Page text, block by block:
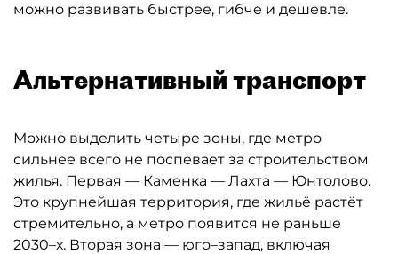
можно развивать быстрее, гибче и дешевле.
Альтернативный транспорт
Можно выделить четыре зоны, где метро
сильнее всего не поспевает за строительством
жилья. Первая — Каменка — Лахта — Юнтолово.
Это крупнейшая территория, где жильё растёт
стремительно, а метро появится не раньше
2030–х. Вторая зона — юго–запад, включая